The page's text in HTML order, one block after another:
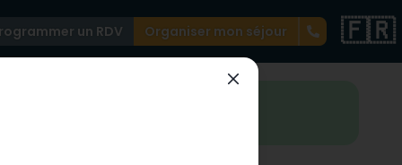
un RDV Organiser mon séjour 🇫🇷